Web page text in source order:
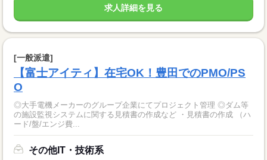
求人詳細を見る
[一般派遣]
【富士アイティ】在宅OK！豊田でのPMO/PS
O
◎大手電機メーカーのグループ企業にてプロジェクト管理 ◎ダム等
の施設監視システムに関する見積書の作成など ・見積書の作成 （ハ
ード/盤/エンジ費...
その他IT・技術系